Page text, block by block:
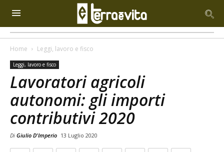
Home Leggi, lavoro e fisco
Leggi, lavoro e fisco
Lavoratori agricoli
autonomi: gli importi
contributivi 2020
Di Giulio D'Imperio 13 Luglio 2020